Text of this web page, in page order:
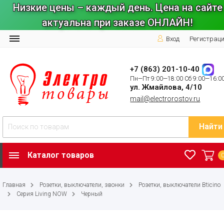
Низкие цены – каждый день. Цена на сайте
актуальна при заказе ОНЛАЙН!
Вход
+7 (863) 201-10-40
Пн—Пт 9:00—18:00 Сб
ул. Жмайлова, 4/10
mail@electrorostov.ru
Найти
Каталог товаров
Главная Розетки, выключатели, звонки
Розетки, выключатели Bticino
Серия Living NOW
Черный